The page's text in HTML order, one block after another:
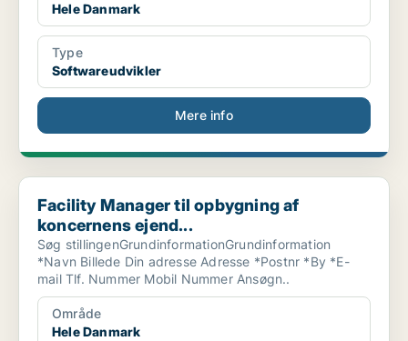
Hele Danmark
Type
Softwareudvikler
Mere info
Facility Manager til opbygning af koncernens ejend...
Facility Manager til opbygning af
koncernens ejend...
Søg stillingenGrundinformationGrundinformation
*Navn Billede Din adresse Adresse *Postnr *By *E-
mail Tlf. Nummer Mobil Nummer Ansøgn..
Område
Hele Danmark